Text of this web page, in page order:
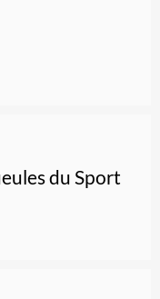
du Sport